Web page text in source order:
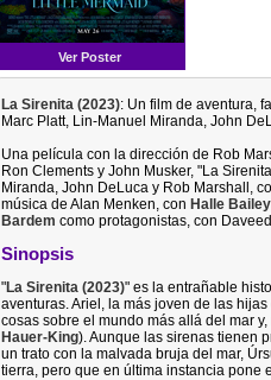
Ver Poster
La Sirenita (2023): Un film de aventura,
Marc Platt, Lin-Manuel Miranda, John
Una película con la dirección de Rob
Ron Clements y John Musker, "La
Miranda, John DeLuca y Rob Marshall,
música de Alan Menken, con Halle Bailey
Bardem como protagonistas, con
Sinopsis
"La Sirenita (2023)" es la entrañable
aventuras. Ariel, la más joven de las
cosas sobre el mundo más allá del mar
Hauer-King). Aunque las sirenas tienen
un trato con la malvada bruja del mar,
tierra, pero que en última instancia pone